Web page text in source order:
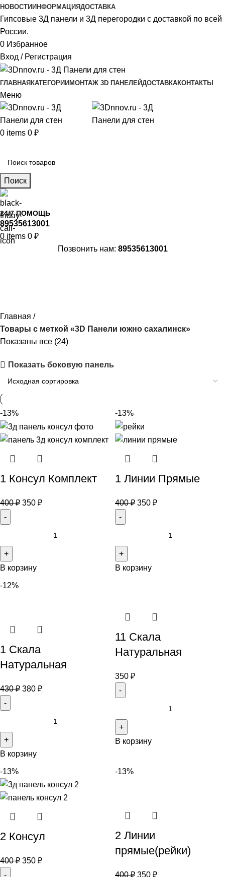
НОВОСТИ ИНФОРМАЦИЯДОСТАВКА
Гипсовые 3Д панели и 3Д перегородки с доставкой по всей
России.
0 Избранное
Вход / Регистрация
ГЛАВНАЯ КАТЕГОРИИ МОНТАЖ 3D ПАНЕЛЕЙДОСТАВКАКОНТАКТЫ
Меню
0 items 0 ₽
Поиск
24/7 ПОМОЩЬ
89535613001
0 items 0 ₽
Позвонить нам: 89535613001
Главная
Товары с меткой «3D Панели южно сахалинск»
Показаны все (24)
Показать боковую панель
-13%
1 Консул Комплект
400₽ 350 ₽
В корзину
-13%
1 Линии Прямые
400₽ 350 ₽
В корзину
-12%
1 Скала
Натуральная
430₽ 380 ₽
В корзину
11 Скала
Натуральная
350 ₽
В корзину
-13%
2 Консул
400₽ 350 ₽
-13%
2 Линии
прямые(рейки)
400₽ 350 ₽